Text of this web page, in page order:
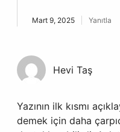
Mart 9, 2025 Yanıtla
Hevi Taş
Yazının ilk kısmı
demek için daha